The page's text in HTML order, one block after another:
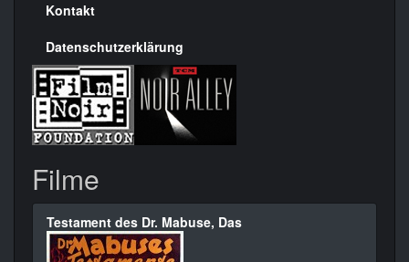
Kontakt
Datenschutzerklärung
Filme
Testament des Dr. Mabuse, Das